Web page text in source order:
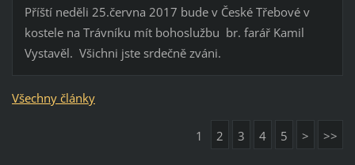
Příští neděli 25.června 2017 bude v České Třebové v
kostele na Trávníku mít bohoslužbu br. farář Kamil
Vystavěl. Všichni jste srdečně zváni.
Všechny články
1 2 3 4 5 > >>